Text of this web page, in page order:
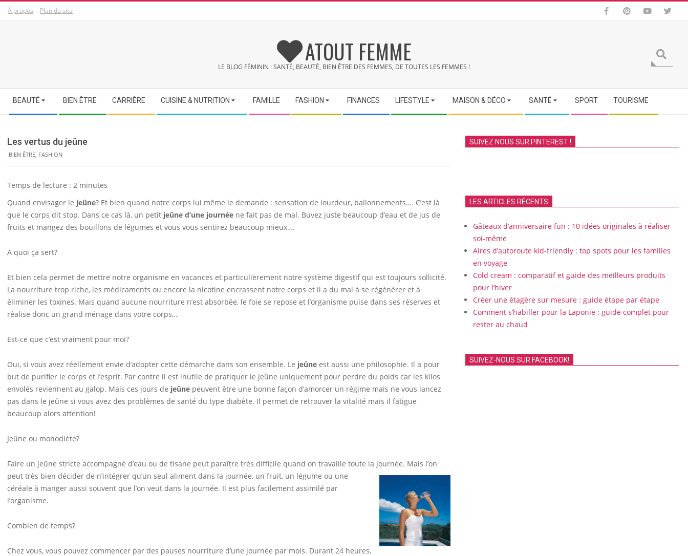
SkipÀ propos Plan du site
ATOUT FEMME
LE BLOG FÉMININ : SANTÉ, BEAUTÉ, BIEN ÊTRE DES FEMMES, DE TOUTES LES FEMMES !
Secondary
Navigation
Menu
BEAUTÉ BIEN ÊTRE CARRIÈRE CUISINE & NUTRITION FAMILLE FASHION FINANCES LIFESTYLE MAISON & DÉCO SANTÉ SPORT TOURISME
Les vertus du jeûne
BIEN ÊTRE, FASHION
Temps de lecture : 2 minutes
Quand envisager le jeûne? Et bien quand notre corps lui même le demande : sensation de lourdeur, ballonnements…. C’est là
que le corps dit stop. Dans ce cas là, un petit jeûne d’une journée ne fait pas de mal. Buvez juste beaucoup d’eau et de jus de
fruits et mangez des bouillons de légumes et vous vous sentirez beaucoup mieux….
A quoi ça sert?
Et bien cela permet de mettre notre organisme en vacances et particulièrement notre système digestif qui est toujours sollicité.
La nourriture trop riche, les médicaments ou encore la nicotine encrassent notre corps et il a du mal à se régénérer et à
éliminer les toxines. Mais quand aucune nourriture n’est absorbée, le foie se repose et l’organisme puise dans ses réserves et
réalise donc un grand ménage dans votre corps…
Est-ce que c’est vraiment pour moi?
Oui, si vous avez réellement envie d’adopter cette démarche dans son ensemble. Le jeûne est aussi une philosophie. Il a pour
but de purifier le corps et l’esprit. Par contre il est inutile de pratiquer le jeûne uniquement pour perdre du poids car les kilos
envolés reviennent au galop. Mais ces jours de jeûne peuvent être une bonne façon d’amorcer un régime mais ne vous lancez
pas dans le jeûne si vous avez des problèmes de santé du type diabète. Il permet de retrouver la vitalité mais il fatigue
beaucoup alors attention!
Jeûne ou monodiète?
Faire un jeûne stricte accompagné d’eau ou de tisane peut paraître très difficile quand on travaille toute la journée. Mais l’on
peut très bien décider de n’intégrer qu’un seul aliment dans la journée, un fruit, un légume ou une
céréale à manger aussi souvent que l’on veut dans la journée. Il est plus facilement assimilé par
l’organisme.
Combien de temps?
Chez vous, vous pouvez commencer par des pauses nourriture d’une journée par mois. Durant 24 heures,
SUIVEZ NOUS SUR PINTEREST !
LES ARTICLES RÉCENTS
Gâteaux d’anniversaire fun : 10 idées originales à réaliser
soi-même
Aires d’autoroute kid-friendly : top spots pour les familles
en voyage
Cold cream : comparatif et guide des meilleurs produits
pour l’hiver
Créer une étagère sur mesure : guide étape par étape
Comment s’habiller pour la Laponie : guide complet pour
rester au chaud
SUIVEZ-NOUS SUR FACEBOOK!